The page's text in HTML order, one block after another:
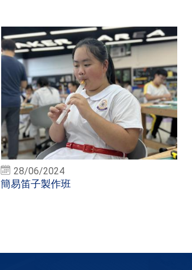
28/06/2024
簡易笛子製作班